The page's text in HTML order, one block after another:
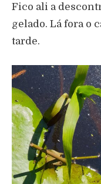
Fico ali a
gelado. Lá fora o
tarde.